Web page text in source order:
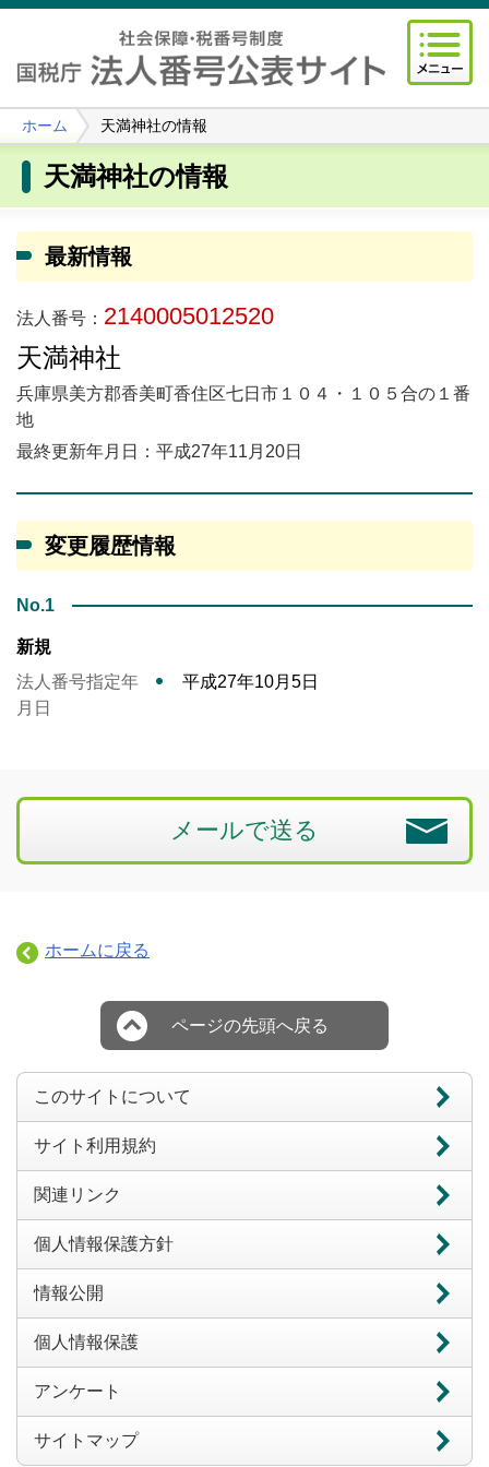
ホーム 天満神社の情報
天満神社の情報
最新情報
法人番号： 2140005012520
天満神社
兵庫県美方郡香美町香住区七日市１０４・１０５合の１番
地
最終更新年月日：平成27年11月20日
変更履歴情報
No.1
新規
法人番号指定年
月日
平成27年10月5日
メールで送る
ホームに戻る
ページの先頭へ戻る
このサイトについて
サイト利用規約
関連リンク
個人情報保護方針
情報公開
個人情報保護
アンケート
サイトマップ